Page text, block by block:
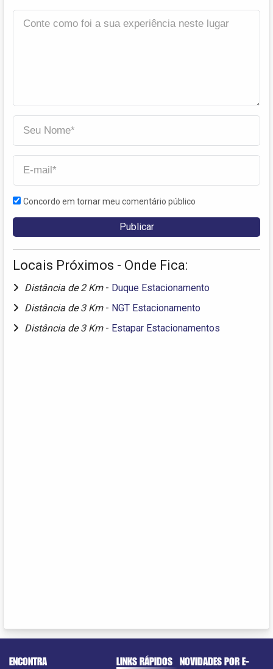
Concordo em tornar meu comentário público
Locais Próximos - Onde Fica:
Distância de 2 Km - Duque Estacionamento
Distância de 3 Km - NGT Estacionamento
Distância de 3 Km - Estapar Estacionamentos
ENCONTRA
LINKS RÁPIDOS NOVIDADES POR E-